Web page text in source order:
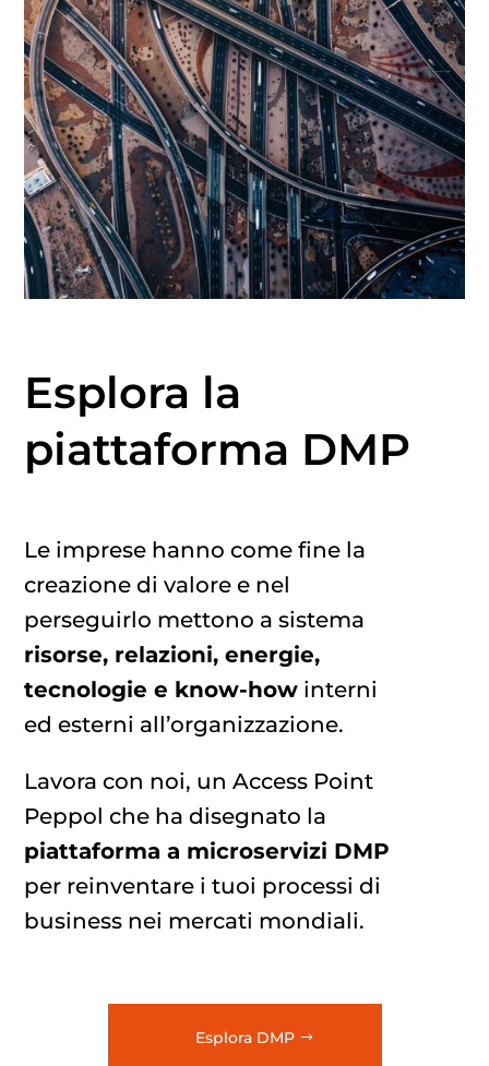
Esplora la
piattaforma DMP
Le imprese hanno come fine la
creazione di valore e nel
perseguirlo mettono a sistema
risorse, relazioni, energie,
tecnologiee know-how interni
ed esterni all’organizzazione.
Lavora con noi, un Access Point
Peppol che ha disegnato la
piattaforma a microservizi DMP
per reinventare i tuoi processi di
business nei mercati mondiali.
Esplora DMP